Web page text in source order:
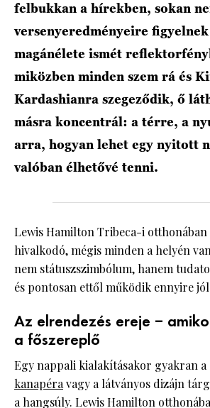
felbukkan a hírekben, sokan
versenyeredményeire
magánélete ismét
miközben minden szem rá és
Kardashianra szegeződik, ő
másra koncentrál: a térre, a
arra, hogyan lehet egy nyitott
valóban élhetővé tenni.
Lewis Hamilton Tribeca-i otthonában
hivalkodó, mégis minden a helyén
nem státuszszimbólum, hanem
és pontosan ettől működik ennyire
Az elrendezés ereje –
a főszereplő
Egy nappali kialakításakor gyakran a
kanapéravagy a látványos dizájn
a hangsúly. Lewis Hamilton